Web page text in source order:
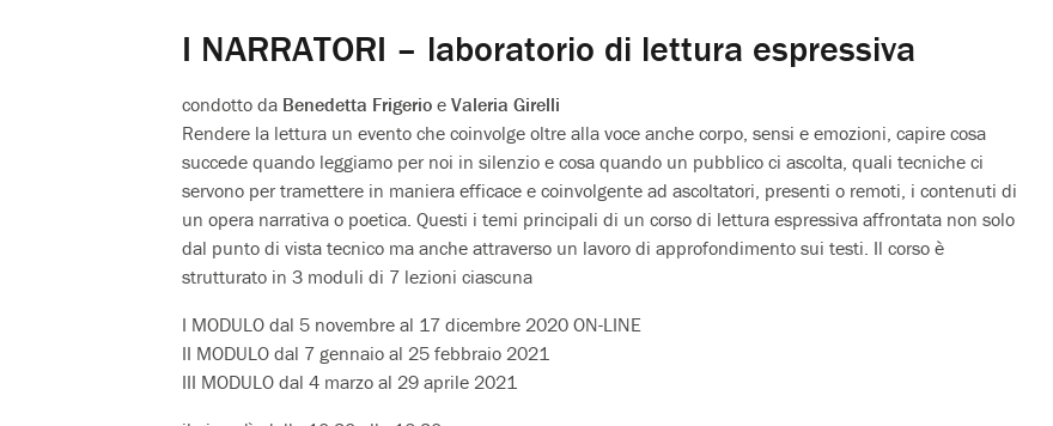
I NARRATORI – laboratorio di lettura espressiva
condotto da Benedetta Frigerio e Valeria Girelli
Rendere la lettura un evento che coinvolge oltre alla voce anche corpo, sensi e emozioni, capire cosa
succede quando leggiamo per noi in silenzio e cosa quando un pubblico ci ascolta, quali tecniche ci
servono per tramettere in maniera efficace e coinvolgente ad ascoltatori, presenti o remoti, i contenuti di
un opera narrativa o poetica. Questi i temi principali di un corso di lettura espressiva affrontata non solo
dal punto di vista tecnico ma anche attraverso un lavoro di approfondimento sui testi. Il corso è
strutturato in 3 moduli di 7 lezioni ciascuna
I MODULO dal 5 novembre al 17 dicembre 2020 ON-LINE
II MODULO dal 7 gennaio al 25 febbraio 2021
III MODULO dal 4 marzo al 29 aprile 2021